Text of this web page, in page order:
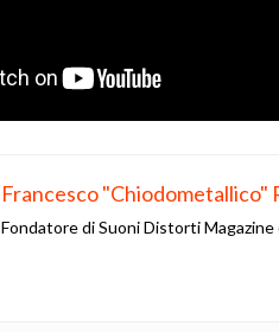
Francesco "Chiodometallico"
Fondatore di Suoni Distorti